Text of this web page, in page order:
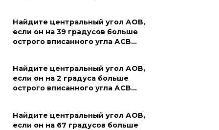
Найдите центральный угол АОВ,
если он на 39 градусов больше
острого вписанного угла АСВ…
Найдите центральный угол АОВ,
если он на 2 градуса больше
острого вписанного угла АСВ…
Найдите центральный угол АОВ,
если он на 67 градусов больше